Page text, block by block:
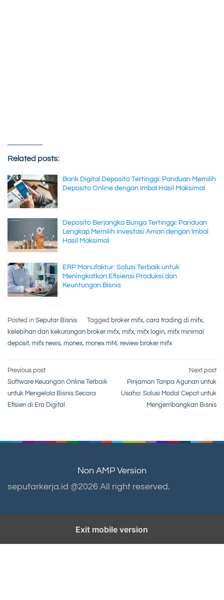
Related posts:
Bank Digital Deposito Tertinggi: Panduan Memilih
Deposito Online dengan Imbal Hasil Maksimal
Deposito Berjangka Bunga Tertinggi: Panduan
Lengkap Memilih Investasi Aman dengan Imbal
Hasil Maksimal
ERP Manufaktur: Solusi Terbaik untuk
Meningkatkan Efisiensi Produksi dan
Keuntungan Bisnis
Posted in Seputar Bisnis Tagged broker mifx, cara trading di mifx,
kelebihan dan kekurangan broker mifx, mifx, mifx login, mifx minimal
deposit, mifx news, monex, monex mt4, review broker mifx
Post
navigation
Previous post
Software Keuangan Online Terbaik
untuk Mengelola Bisnis Secara
Efisien di Era Digital
Next post
Pinjaman Tanpa Agunan untuk
Usaha: Solusi Modal Cepat untuk
Mengembangkan Bisnis
Non AMP Version
seputarkerja.id @2026 All right reserved.
Exit mobile version